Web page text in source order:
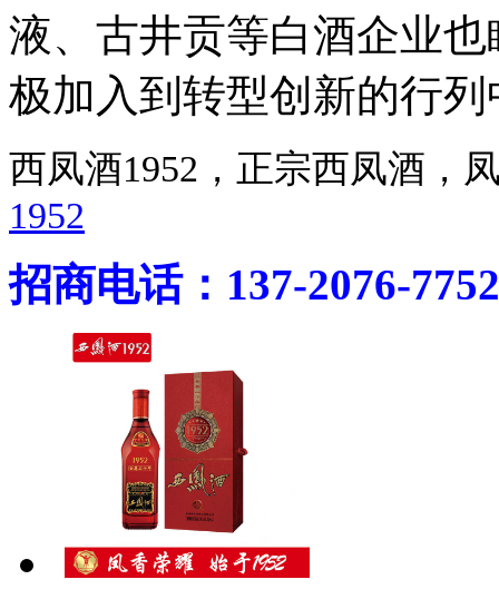
液、古井贡等白酒企业
极加入到转型创新的行列
西凤酒1952，正宗西凤酒
1952
招商电话：137-2076-7752